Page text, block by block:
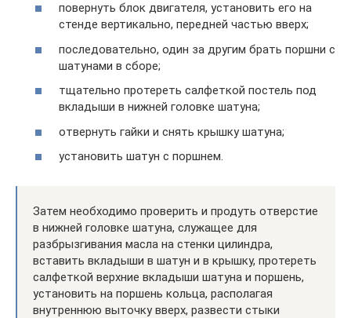
повернуть блок двигателя, установить его на
стенде вертикально, передней частью вверх;
последовательно, один за другим брать поршни с
шатунами в сборе;
тщательно протереть салфеткой постель под
вкладыши в нижней головке шатуна;
отвернуть гайки и снять крышку шатуна;
установить шатун с поршнем.
Затем необходимо проверить и продуть отверстие
в нижней головке шатуна, служащее для
разбрызгивания масла на стенки цилиндра,
вставить вкладыши в шатун и в крышку, протереть
салфеткой верхние вкладыши шатуна и поршень,
установить на поршень кольца, располагая
внутреннюю выточку вверх, развести стыки